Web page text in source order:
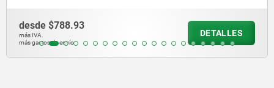
DETALLES
$433.15
más gastos de envío